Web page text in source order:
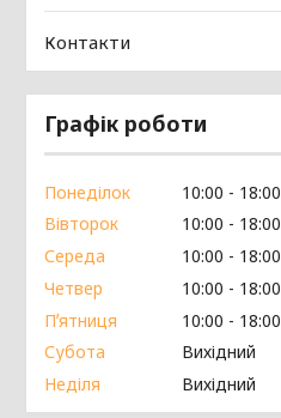
Контакти
Графік роботи
Понеділок 10:00
18:00
Вівторок
10:00
18:00
Середа
10:00
18:00
Четвер
10:00
18:00
Пʼятниця
10:00
18:00
Субота
Вихідний
Неділя
Вихідний